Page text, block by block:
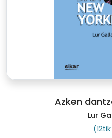
Azken
Lur